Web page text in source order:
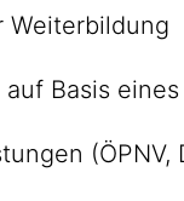
Weiterbildung
Basis